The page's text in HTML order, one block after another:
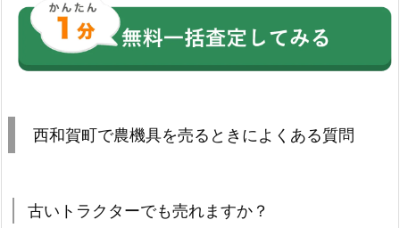
西和賀町で農機具を売るときによくある質問
古いトラクターでも売れますか？